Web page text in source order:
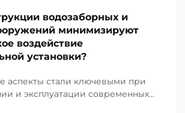
водозаборных и
минимизируют
воздействие
установки?
аспекты стали ключевыми при
и эксплуатации современных